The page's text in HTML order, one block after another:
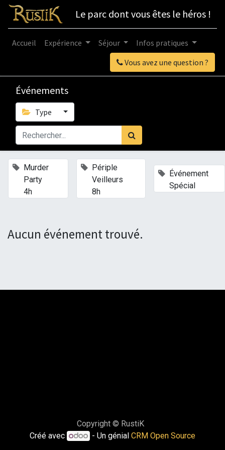
Le parc dont vous êtes le héros !
Vous avez une question ?
Accueil Expérience Séjour Infos pratiques
Événements
Type
Murder
Party
4h
Périple
Veilleurs
8h
Événement
Spécial
Aucun événement trouvé.
Copyright © RustiK
Créé avec
- Un génialCRM Open Source